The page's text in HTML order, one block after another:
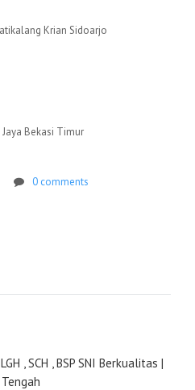
Krian Sidoarjo
Bekasi Timur
0 comments
, SCH , BSP SNI Berkualitas |